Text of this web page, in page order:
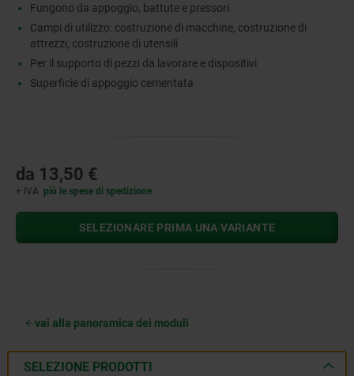
Fungono da appoggio, battute e pressori
Campi di utilizzo: costruzione di macchine, costruzione di
attrezzi, costruzione di utensili
Per il supporto di pezzi da lavorare e dispositivi
Superficie di appoggio cementata
da 13,50 €
+ IVA più le spese di spedizione
SELEZIONARE PRIMA UNA VARIANTE
vai alla panoramica dei moduli
SELEZIONE PRODOTTI